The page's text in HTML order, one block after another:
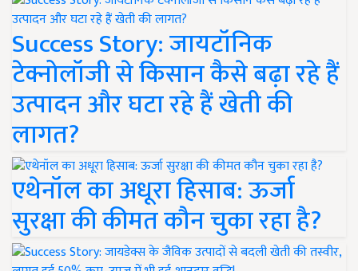
Success Story: जायटॉनिक
टेक्नोलॉजी से किसान कैसे बढ़ा रहे हैं
उत्पादन और घटा रहे हैं खेती की
लागत?
एथेनॉल का अधूरा हिसाब: ऊर्जा
सुरक्षा की कीमत कौन चुका रहा है?